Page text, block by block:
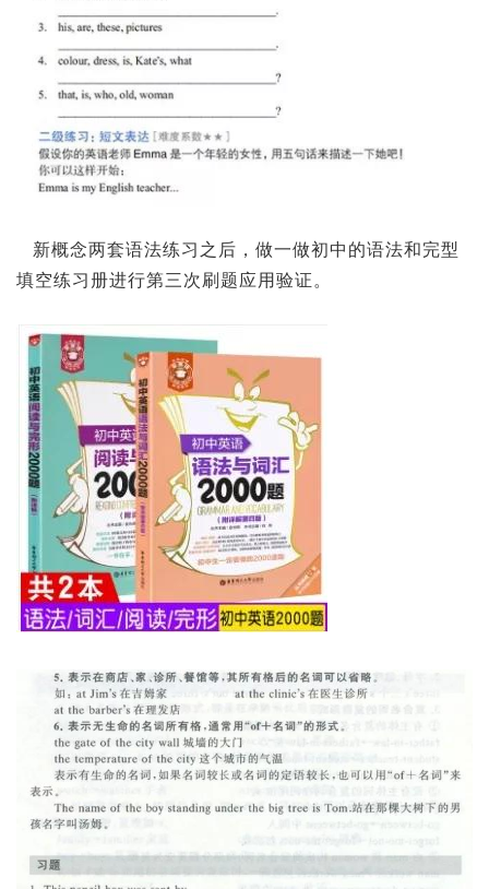
新概念两套语法练习之后，做一做初中的语法和完型
填空练习册进行第三次刷题应用验证。